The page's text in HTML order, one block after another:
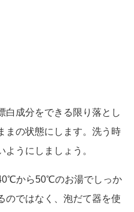
白成分をできる限り落とし
まの状態にします。洗う時
うにしましょう。
から50℃のお湯でしっか
のではなく、泡だて器を使